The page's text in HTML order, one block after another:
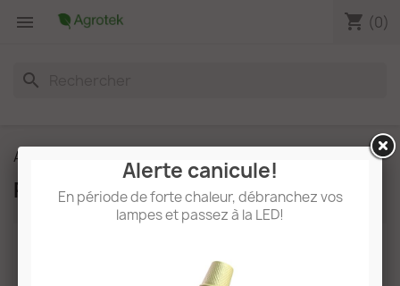
 shopping_cart (0)
search
Accueil
Paiement sécurisé
paiement sécurisé
Alerte canicule!
En période de forte chaleur, débranchez vos
lampes et passez à la LED!